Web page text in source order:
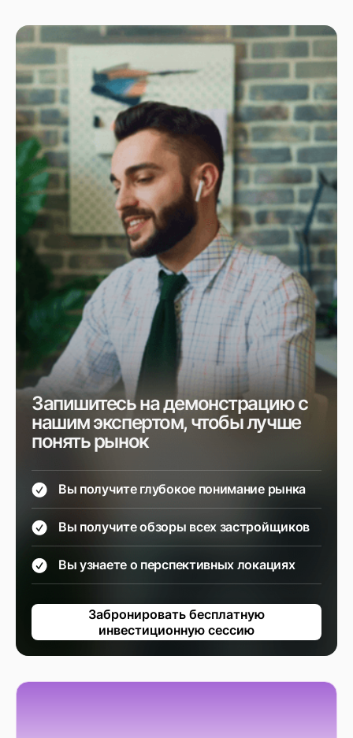
Запишитесь на демонстрацию с
нашим экспертом, чтобы лучше
понять рынок
Вы получите глубокое понимание рынка
Вы получите обзоры всех застройщиков
Вы узнаете о перспективных локациях
Забронировать бесплатную
инвестиционную сессию